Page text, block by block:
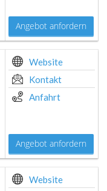
Angebot anfordern
Website
Kontakt
Anfahrt
Angebot anfordern
Website